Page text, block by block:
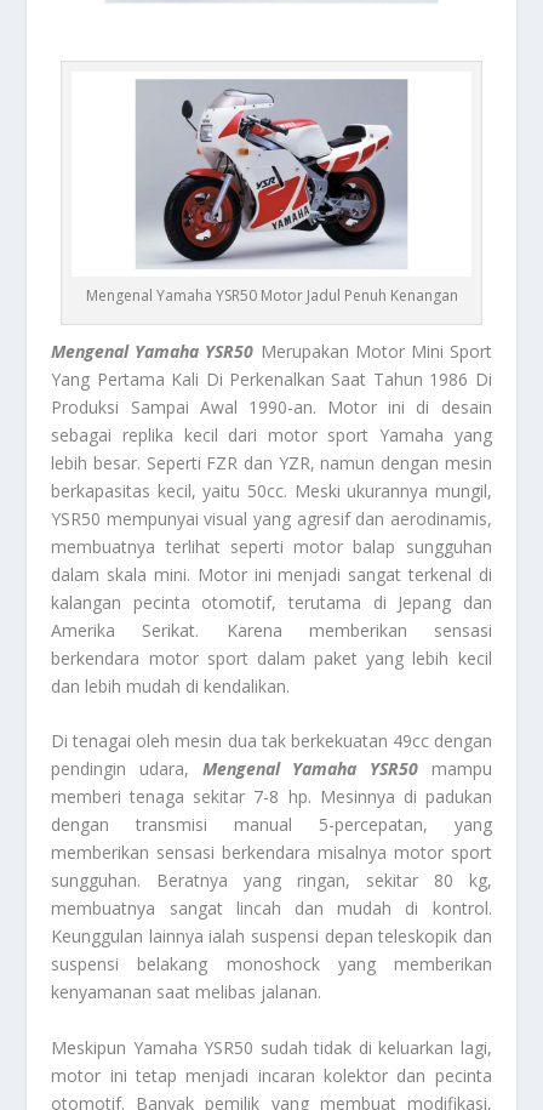
Mengenal Yamaha YSR50 Motor Jadul Penuh Kenangan
Mengenal Yamaha YSR50 Merupakan Motor Mini Sport
Yang Pertama Kali Di Perkenalkan Saat Tahun 1986 Di
Produksi Sampai Awal 1990-an. Motor ini di desain
sebagai replika kecil dari motor sport Yamaha yang
lebih besar. Seperti FZR dan YZR, namun dengan mesin
berkapasitas kecil, yaitu 50cc. Meski ukurannya mungil,
YSR50 mempunyai visual yang agresif dan aerodinamis,
membuatnya terlihat seperti motor balap sungguhan
dalam skala mini. Motor ini menjadi sangat terkenal di
kalangan pecinta otomotif, terutama di Jepang dan
Amerika Serikat. Karena memberikan sensasi
berkendara motor sport dalam paket yang lebih kecil
dan lebih mudah di kendalikan.
Di tenagai oleh mesin dua tak berkekuatan 49cc dengan
pendingin udara, Mengenal Yamaha YSR50mampu
memberi tenaga sekitar 7-8 hp. Mesinnya di padukan
dengan transmisi manual 5-percepatan, yang
memberikan sensasi berkendara misalnya motor sport
sungguhan. Beratnya yang ringan, sekitar 80 kg,
membuatnya sangat lincah dan mudah di kontrol.
Keunggulan lainnya ialah suspensi depan teleskopik dan
suspensi belakang monoshock yang memberikan
kenyamanan saat melibas jalanan.
Meskipun Yamaha YSR50 sudah tidak di keluarkan lagi,
motor ini tetap menjadi incaran kolektor dan pecinta
otomotif. Banyak pemilik yang membuat modifikasi,